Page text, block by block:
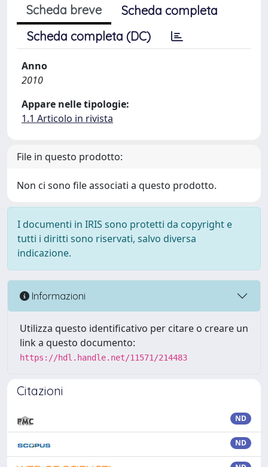
Scheda breve
Scheda completa
Scheda completa (DC)
Anno
2010
Appare nelle tipologie:
1.1 Articolo in rivista
File in questo prodotto:
Non ci sono file associati a questo prodotto.
I documenti in IRIS sono protetti da copyright e
tutti i diritti sono riservati, salvo diversa
indicazione.
Informazioni
Utilizza questo identificativo per citare o creare un
link a questo documento:
https://hdl.handle.net/11571/214483
Citazioni
ND
ND